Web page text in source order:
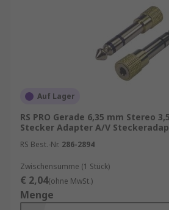
Auf Lager
RS PRO Gerade 6,35 mm Stereo
Stecker Adapter A/V
RS Best.-Nr. 286-2894
Zwischensumme (1 Stück)
€ 2,04(ohne MwSt.)
Menge